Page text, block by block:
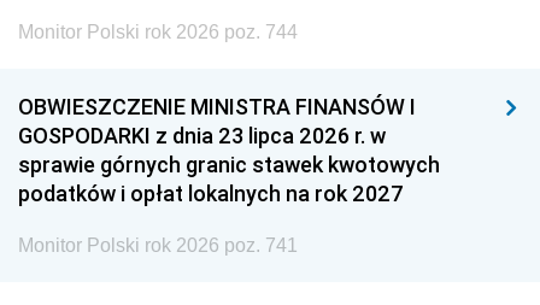
Monitor Polski rok 2026 poz. 744
OBWIESZCZENIE MINISTRA FINANSÓW I
GOSPODARKI z dnia 23 lipca 2026 r. w
sprawie górnych granic stawek kwotowych
podatków i opłat lokalnych na rok 2027
Monitor Polski rok 2026 poz. 741